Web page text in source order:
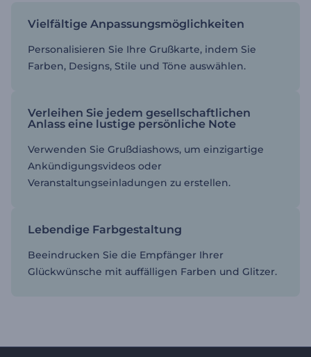
Vielfältige Anpassungsmöglichkeiten
Personalisieren Sie Ihre Grußkarte, indem Sie
Farben, Designs, Stile und Töne auswählen.
Verleihen Sie jedem gesellschaftlichen
Anlass eine lustige persönliche Note
Verwenden Sie Grußdiashows, um einzigartige
Ankündigungsvideos oder
Veranstaltungseinladungen zu erstellen.
Lebendige Farbgestaltung
Beeindrucken Sie die Empfänger Ihrer
Glückwünsche mit auffälligen Farben und Glitzer.